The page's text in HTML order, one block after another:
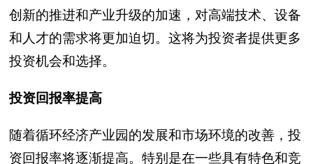
创新的推进和产业升级的加速，对高端技术、设备
和人才的需求将更加迫切。这将为投资者提供更多
投资机会和选择。
投资回报率提高
随着循环经济产业园的发展和市场环境的改善，投
资回报率将逐渐提高。特别是在一些具有特色和竞